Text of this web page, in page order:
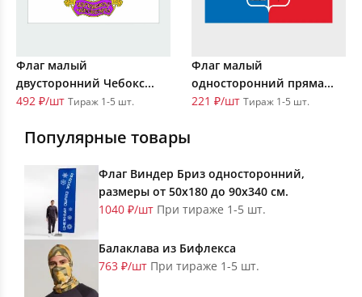
Флаг малый
двусторонний Чебокс...
492 ₽/шт Тираж 1-5 шт.
Флаг малый
односторонний пряма...
221 ₽/шт Тираж 1-5 шт.
Популярные товары
Флаг Виндер Бриз односторонний,
размеры от 50х180 до 90х340 см.
1040 ₽/шт При тираже 1-5 шт.
Балаклава из Бифлекса
763 ₽/шт При тираже 1-5 шт.